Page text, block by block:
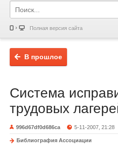
Полная версия сайта
В прошлое
Система
трудовых
996d67df0d686ca 5-11-2007, 21:28
Библиография Ассоциации